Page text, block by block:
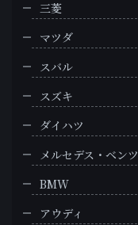
三菱
マツダ
スバル
スズキ
ダイハツ
メルセデス・ベンツ
BMW
アウディ